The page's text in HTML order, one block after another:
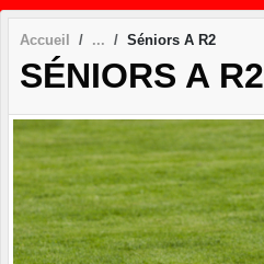
Accueil Séniors A R2
SÉNIORS A R2